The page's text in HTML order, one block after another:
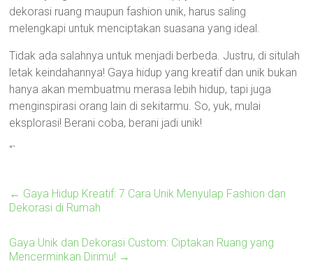
dekorasi ruang maupun fashion unik, harus saling
melengkapi untuk menciptakan suasana yang ideal.
Tidak ada salahnya untuk menjadi berbeda. Justru, di situlah
letak keindahannya! Gaya hidup yang kreatif dan unik bukan
hanya akan membuatmu merasa lebih hidup, tapi juga
menginspirasi orang lain di sekitarmu. So, yuk, mulai
eksplorasi! Berani coba, berani jadi unik!
“`
← Gaya Hidup Kreatif: 7 Cara Unik Menyulap Fashion dan
Dekorasi di Rumah
Gaya Unik dan Dekorasi Custom: Ciptakan Ruang yang
Mencerminkan Dirimu! →